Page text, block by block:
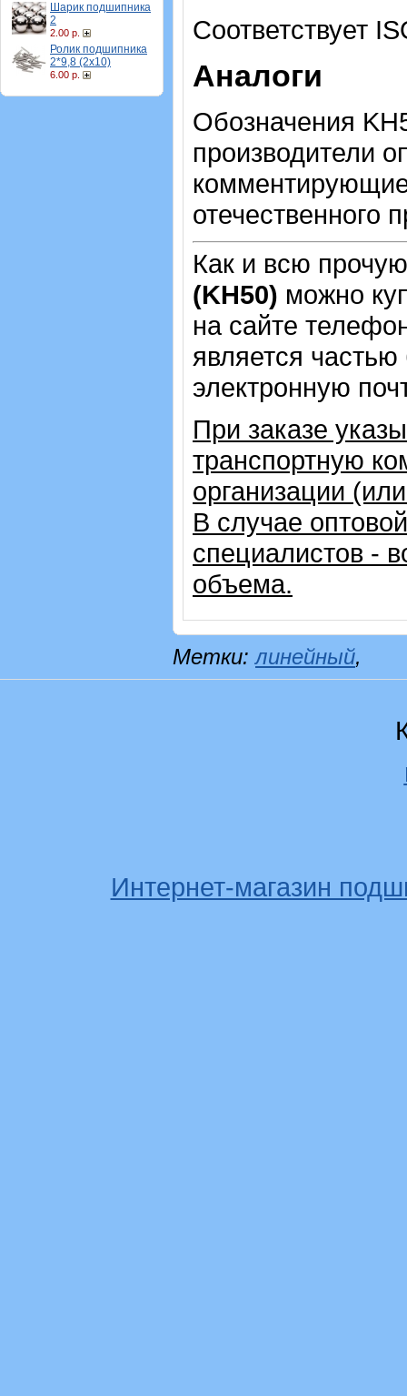
Шарик подшипника
2
2.00 р.
Ролик подшипника
2*9,8 (2х10)
6.00 р.
Соответствует
Аналоги
Обозначения
производители
отечественного
Как и всю
(KH50) можно
на сайте
является
электронную
При заказе
транспортную
организации
В случае
специалистов -
объема.
Метки:линейный,
Интернет-магазин